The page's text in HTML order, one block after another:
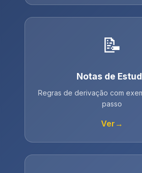
📝
Notas de
Regras de derivação com
passo
Ver →